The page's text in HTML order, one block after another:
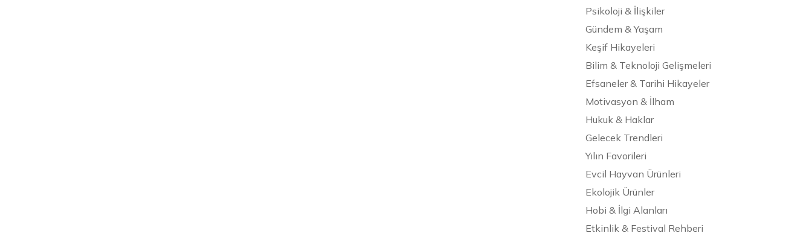
Psikoloji & İlişkiler
Gündem & Yaşam
Keşif Hikayeleri
Bilim & Teknoloji Gelişmeleri
Efsaneler & Tarihi Hikayeler
Motivasyon & İlham
Hukuk & Haklar
Gelecek Trendleri
Yılın Favorileri
Evcil Hayvan Ürünleri
Ekolojik Ürünler
Hobi & İlgi Alanları
Etkinlik & Festival Rehberi